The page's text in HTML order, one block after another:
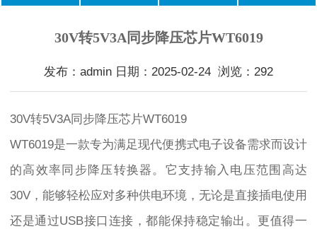
30V转5V3A同步降压芯片WT6019
发布：admin 日期：2025-02-24 浏览：292
30V转5V3A同步降压芯片WT6019
WT6019是一款专为满足现代便携式电子设备需求而设计
的高效率同步降压转换器。它支持输入电压范围高达
30V，能够轻松应对多种供电环境，无论是直接插电使用
还是通过USB接口连接，都能保持稳定输出。更值得一